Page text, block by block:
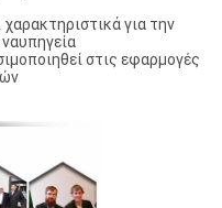
για την
στις εφαρμογές